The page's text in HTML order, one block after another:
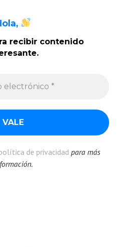
recibir contenido
.
de privacidad para más